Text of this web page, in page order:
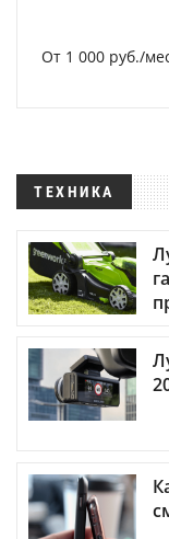
От 1 000 руб./
ТЕХНИКА